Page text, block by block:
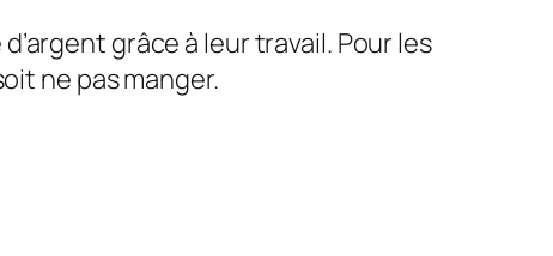
grâce à leur travail. Pour les
ne pas manger.